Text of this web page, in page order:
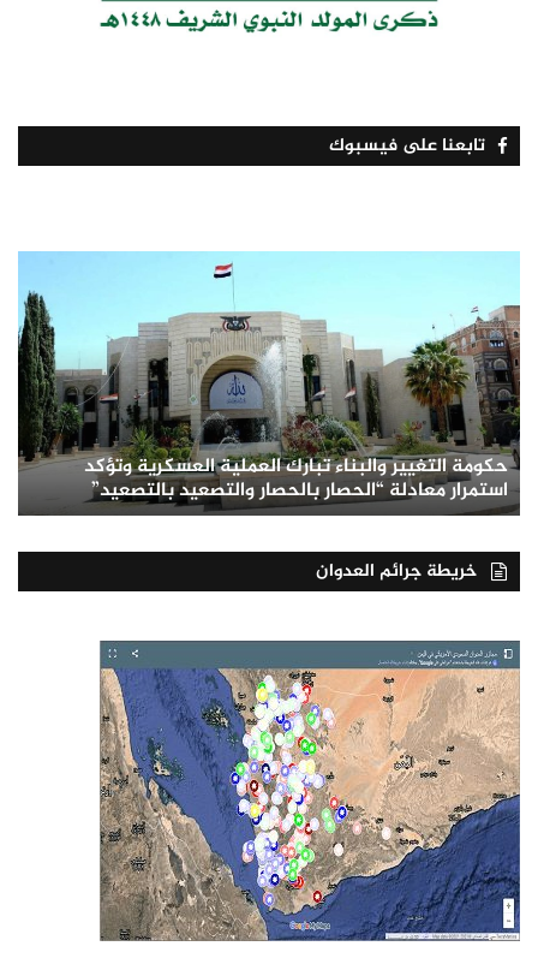
تابعنا على فيسبوك
حكومة التغيير والبناء تبارك العملية العسكرية وتؤكد
استمرار معادلة “الحصار بالحصار والتصعيد بالتصعيد”
خريطة جرائم العدوان